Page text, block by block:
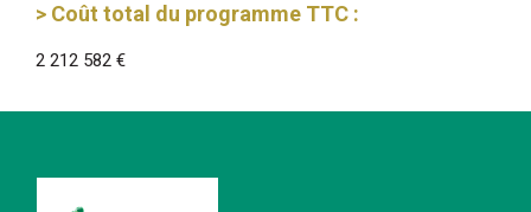
> Coût total du programme TTC :
2 212 582 €